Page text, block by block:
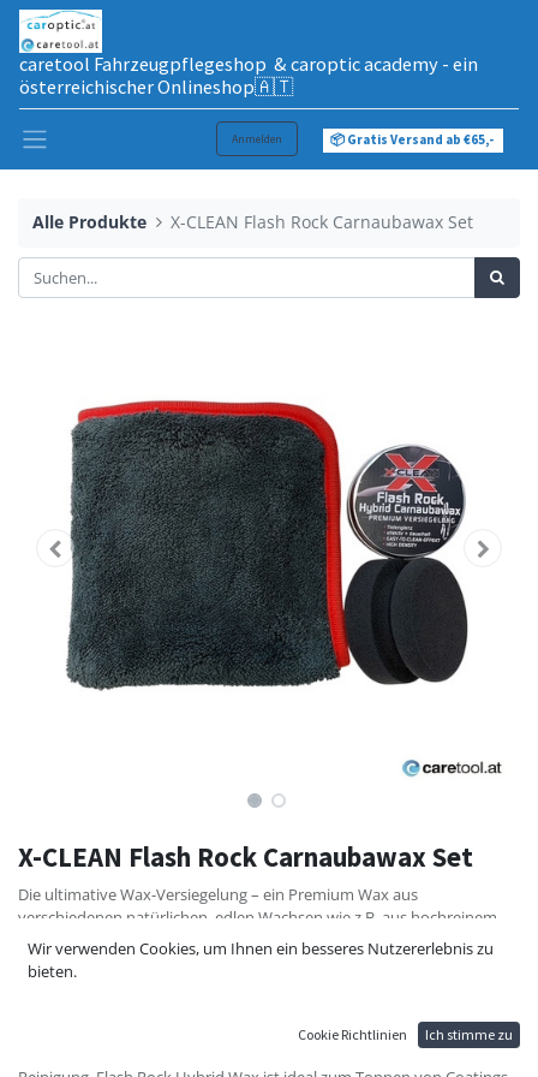
caretool Fahrzeugpflegeshop & caroptic academy - ein
österreichischer Onlineshop🇦🇹
Anmelden 📦 Gratis Versand ab €65,-
Alle Produkte X-CLEAN Flash Rock Carnaubawax Set
X-CLEAN Flash Rock Carnaubawax Set
Die ultimative Wax-Versiegelung – ein Premium Wax aus
verschiedenen natürlichen, edlen Wachsen wie z.B. aus hochreinem,
brasilianischen Carnaubawax und Polymeren. Diese Wax-
Formulierung ist mühelos und einfach zu verarbeiten. Sorgt für
(Lotus-Effekt) und hohe Witterungsbeständigkeit mit exzellenter
Farbtiefe. Erzeugt einen EASY-TO-CLEAN Effekt für eine einfachere
Wir verwenden Cookies, um Ihnen ein besseres Nutzererlebnis zu
bieten.
Cookie Richtlinien Ich stimme zu